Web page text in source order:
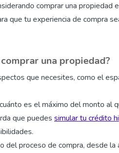
comprar una propiedad
que tu experiencia de compra
una propiedad?
que necesites, como el
es el máximo del monto al
que puedes simular tu crédito
del proceso de compra, desde la